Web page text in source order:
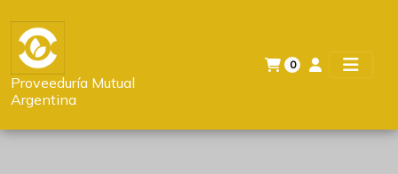
Proveeduría Mutual
Argentina
0